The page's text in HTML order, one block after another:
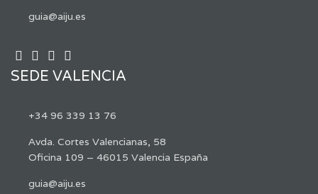
guia@aiju.es
SEDE VALENCIA
+34 96 339 13 76
Avda. Cortes Valencianas, 58
Oficina 109 – 46015 Valencia España
guia@aiju.es